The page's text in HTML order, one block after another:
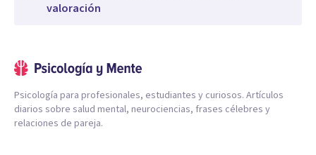
valoración
Psicología para profesionales, estudiantes y curiosos. Artículos
diarios sobre salud mental, neurociencias, frases célebres y
relaciones de pareja.